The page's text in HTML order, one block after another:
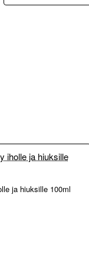
ja hiuksille 100ml